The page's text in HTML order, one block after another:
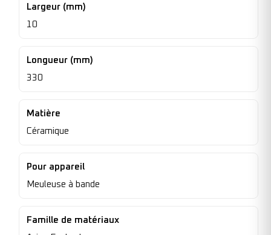
Largeur (mm)
10
Longueur (mm)
330
Matière
Céramique
Pour appareil
Meuleuse à bande
Famille de matériaux